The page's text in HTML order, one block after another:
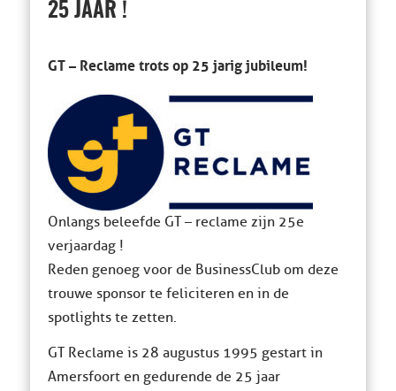
25 JAAR !
GT – Reclame trots op 25 jarig jubileum!
Onlangs beleefde GT – reclame zijn 25e
verjaardag !
Reden genoeg voor de BusinessClub om deze
trouwe sponsor te feliciteren en in de
spotlights te zetten.
GT Reclame is 28 augustus 1995 gestart in
Amersfoort en gedurende de 25 jaar